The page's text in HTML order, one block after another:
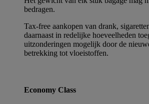
bedragen.
Tax-free aankopen van drank,
daarnaast in redelijke hoeveelheden
uitzonderingen mogelijk door de
betrekking tot vloeistoffen.
Economy Class